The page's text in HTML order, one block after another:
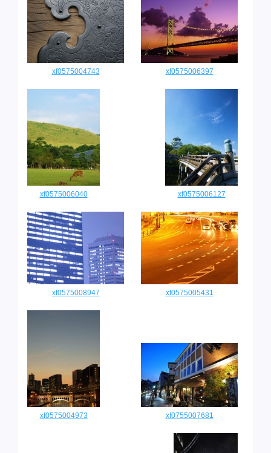
xf0575004743 xf0575006397
xf0575006040 xf0575006127
xf0575008947 xf0575005431
xf0575004973 xf0755007681